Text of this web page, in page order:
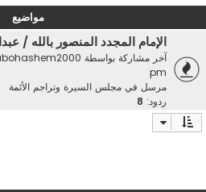
مواضيع
الإمام المجدد المنصور بالله /
آخر مشاركة بواسطة
pm
مرسل في مجلس السيرة وتراجم الأئمة
ردود: 8